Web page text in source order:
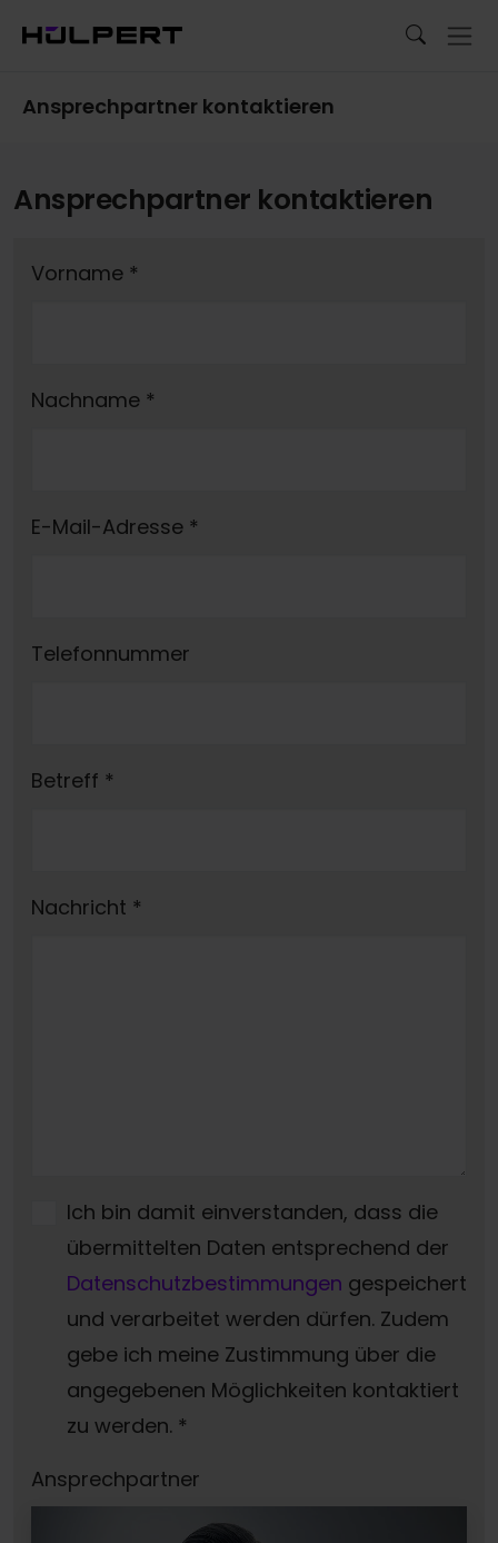
Ansprechpartner kontaktieren
Ansprechpartner kontaktieren
Vorname *
Nachname *
E-Mail-Adresse *
Telefonnummer
Betreff *
Nachricht *
Ich bin damit einverstanden, dass die
übermittelten Daten entsprechend der
Datenschutzbestimmungen gespeichert
und verarbeitet werden dürfen. Zudem
gebe ich meine Zustimmung über die
angegebenen Möglichkeiten kontaktiert
zu werden. *
Ansprechpartner